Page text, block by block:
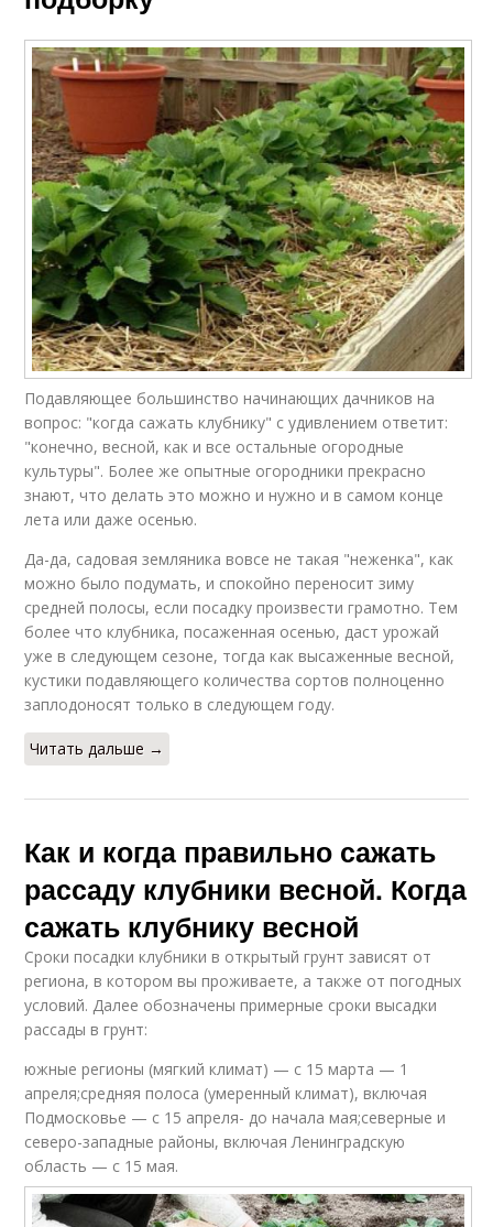
Подавляющее большинство начинающих дачников на
вопрос: "когда сажать клубнику" с удивлением ответит:
"конечно, весной, как и все остальные огородные
культуры". Более же опытные огородники прекрасно
знают, что делать это можно и нужно и в самом конце
лета или даже осенью.
Да-да, садовая земляника вовсе не такая "неженка", как
можно было подумать, и спокойно переносит зиму
средней полосы, если посадку произвести грамотно. Тем
более что клубника, посаженная осенью, даст урожай
уже в следующем сезоне, тогда как высаженные весной,
кустики подавляющего количества сортов полноценно
заплодоносят только в следующем году.
Читать дальше →
Как и когда правильно сажать
рассаду клубники весной. Когда
сажать клубнику весной
Сроки посадки клубники в открытый грунт зависят от
региона, в котором вы проживаете, а также от погодных
условий. Далее обозначены примерные сроки высадки
рассады в грунт:
южные регионы (мягкий климат) — с 15 марта — 1
апреля;средняя полоса (умеренный климат), включая
Подмосковье — с 15 апреля- до начала мая;северные и
северо-западные районы, включая Ленинградскую
область — с 15 мая.